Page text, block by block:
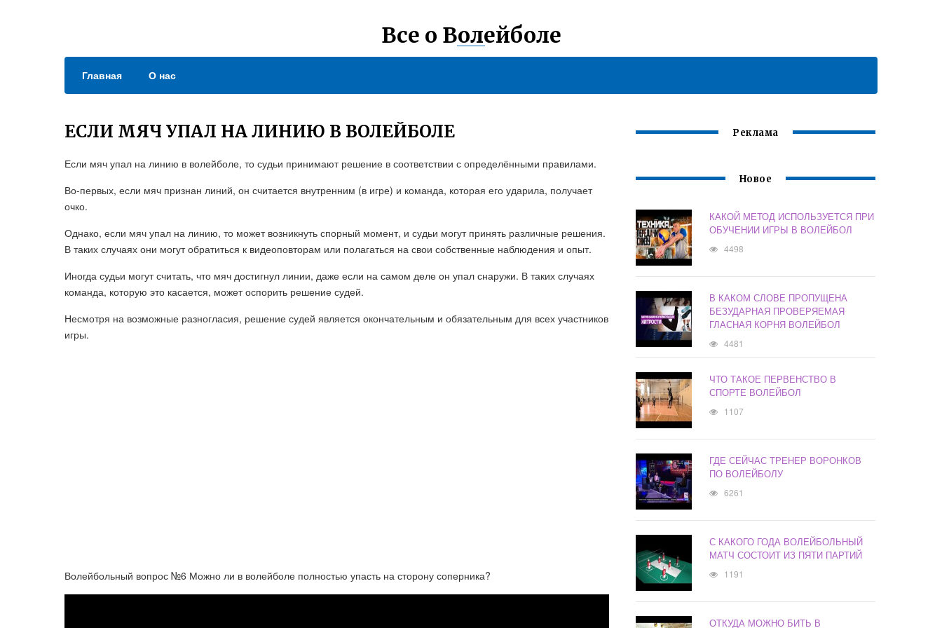
Все о Волейболе
Главная О нас
ЕСЛИ МЯЧ УПАЛ НА ЛИНИЮ В ВОЛЕЙБОЛЕ
Если мяч упал на линию в волейболе, то судьи принимают решение в соответствии с определёнными правилами.
Во-первых, если мяч признан линий, он считается внутренним (в игре) и команда, которая его ударила, получает
очко.
Однако, если мяч упал на линию, то может возникнуть спорный момент, и судьи могут принять различные решения.
В таких случаях они могут обратиться к видеоповторам или полагаться на свои собственные наблюдения и опыт.
Иногда судьи могут считать, что мяч достигнул линии, даже если на самом деле он упал снаружи. В таких случаях
команда, которую это касается, может оспорить решение судей.
Несмотря на возможные разногласия, решение судей является окончательным и обязательным для всех участников
игры.
Волейбольный вопрос №6 Можно ли в волейболе полностью упасть на сторону соперника?
Реклама
Новое
КАКОЙ МЕТОД ИСПОЛЬЗУЕТСЯ ПРИ
ОБУЧЕНИИ ИГРЫ В ВОЛЕЙБОЛ
4498
В КАКОМ СЛОВЕ ПРОПУЩЕНА
БЕЗУДАРНАЯ ПРОВЕРЯЕМАЯ
ГЛАСНАЯ КОРНЯ ВОЛЕЙБОЛ
4481
ЧТО ТАКОЕ ПЕРВЕНСТВО В
СПОРТЕ ВОЛЕЙБОЛ
1107
ГДЕ СЕЙЧАС ТРЕНЕР ВОРОНКОВ
ПО ВОЛЕЙБОЛУ
6261
С КАКОГО ГОДА ВОЛЕЙБОЛЬНЫЙ
МАТЧ СОСТОИТ ИЗ ПЯТИ ПАРТИЙ
1191
ОТКУДА МОЖНО БИТЬ В